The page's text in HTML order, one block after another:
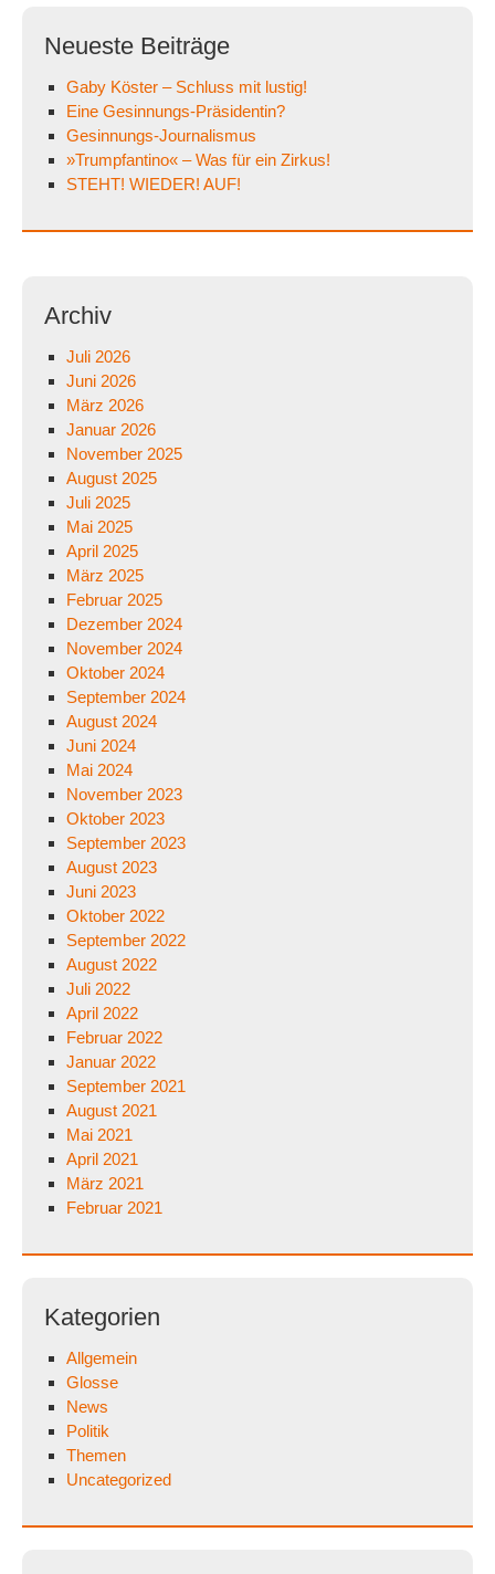
Neueste Beiträge
Gaby Köster – Schluss mit lustig!
Eine Gesinnungs-Präsidentin?
Gesinnungs-Journalismus
»Trumpfantino« – Was für ein Zirkus!
STEHT! WIEDER! AUF!
Archiv
Juli 2026
Juni 2026
März 2026
Januar 2026
November 2025
August 2025
Juli 2025
Mai 2025
April 2025
März 2025
Februar 2025
Dezember 2024
November 2024
Oktober 2024
September 2024
August 2024
Juni 2024
Mai 2024
November 2023
Oktober 2023
September 2023
August 2023
Juni 2023
Oktober 2022
September 2022
August 2022
Juli 2022
April 2022
Februar 2022
Januar 2022
September 2021
August 2021
Mai 2021
April 2021
März 2021
Februar 2021
Kategorien
Allgemein
Glosse
News
Politik
Themen
Uncategorized